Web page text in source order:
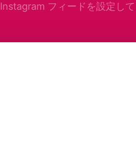
Instagram フィードを設定し